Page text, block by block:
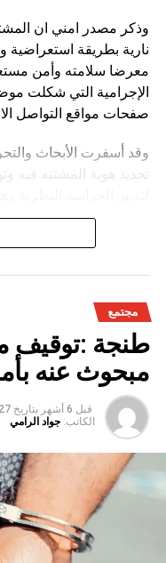
وذكر مصدر امني ان
نارية بطريقة استعراضية
معرضا سلامته وأمن
الإجرامية التي شكلت
صفحات مواقع التواصل
وقد أسفرت الأبحاث
تحديد هوية المشتبه فيه
عليه النيابة العامة
وملابسات وخلفيات هذه
مجتمع
طنجة :توقيف
مبحوث عنه
قبل 6 أشهر بتاريخ 27 يناير 2026
الكاتب: جواد الرامي